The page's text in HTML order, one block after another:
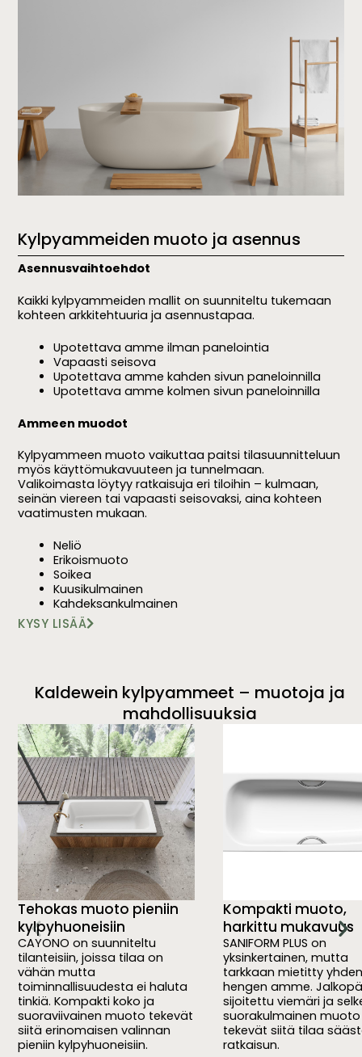
Kylpyammeiden muoto ja asennus
Asennusvaihtoehdot
Kaikki kylpyammeiden mallit on suunniteltu tukemaan
kohteen arkkitehtuuria ja asennustapaa.
Upotettava amme ilman panelointia
Vapaasti seisova
Upotettava amme kahden sivun paneloinnilla
Upotettava amme kolmen sivun paneloinnilla
Ammeen muodot
Kylpyammeen muoto vaikuttaa paitsi tilasuunnitteluun
myös käyttömukavuuteen ja tunnelmaan.
Valikoimasta löytyy ratkaisuja eri tiloihin – kulmaan,
seinän viereen tai vapaasti seisovaksi, aina kohteen
vaatimusten mukaan.
Neliö
Erikoismuoto
Soikea
Kuusikulmainen
Kahdeksankulmainen
KYSY LISÄÄ
Kaldewein kylpyammeet – muotoja ja
mahdollisuuksia
Tehokas muoto pieniin
kylpyhuoneisiin
CAYONO on suunniteltu
tilanteisiin, joissa tilaa on
vähän mutta
toiminnallisuudesta ei haluta
tinkiä. Kompakti koko ja
suoraviivainen muoto tekevät
siitä erinomaisen valinnan
pieniin kylpyhuoneisiin.
Kompakti muoto,
harkittu mukavuus
SANIFORM PLUS on
yksinkertainen, mutta
tarkkaan mietitty yhden
hengen amme.
sijoitettu viemäri ja
suorakulmainen muoto
tekevät siitä tilaa
ratkaisun.